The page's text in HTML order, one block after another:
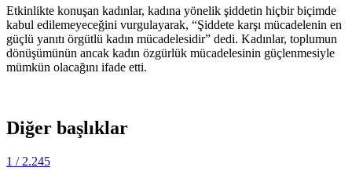
Etkinlikte konuşan kadınlar, kadına yönelik şiddetin hiçbir biçimde
kabul edilemeyeceğini vurgulayarak, “Şiddete karşı mücadelenin en
güçlü yanıtı örgütlü kadın mücadelesidir” dedi. Kadınlar, toplumun
dönüşümünün ancak kadın özgürlük mücadelesinin güçlenmesiyle
mümkün olacağını ifade etti.
Diğer başlıklar
1 / 2.245